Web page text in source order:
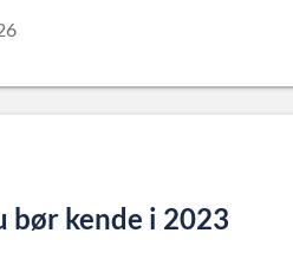
bør kende i 2023